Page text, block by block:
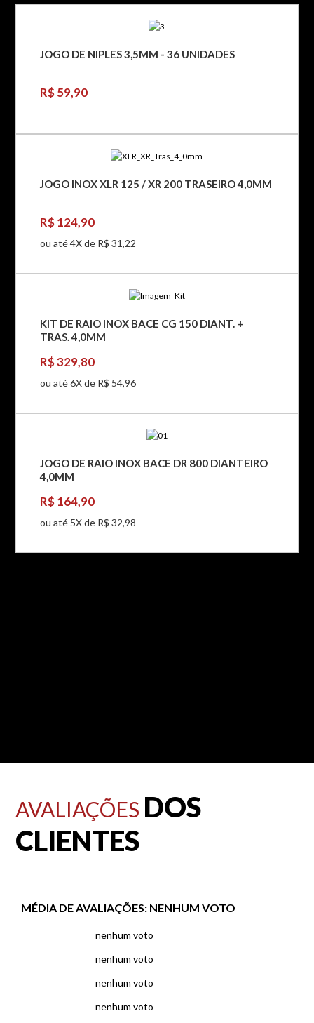
JOGO DE NIPLES 3,5MM - 36 UNIDADES
R$ 59,90
JOGO INOX XLR 125 / XR 200 TRASEIRO 4,0MM
R$ 124,90
ou até 4X de R$ 31,22
KIT DE RAIO INOX BACE CG 150 DIANT. +
TRAS. 4,0MM
R$ 329,80
ou até 6X de R$ 54,96
JOGO DE RAIO INOX BACE DR 800 DIANTEIRO
4,0MM
R$ 164,90
ou até 5X de R$ 32,98
AVALIAÇÕES DOS
CLIENTES
MÉDIA DE AVALIAÇÕES: NENHUM VOTO
nenhum voto
nenhum voto
nenhum voto
nenhum voto